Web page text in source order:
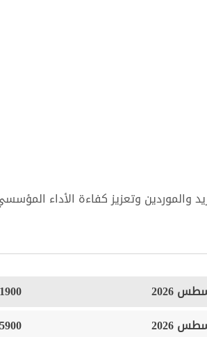
والموردين وتعزيز كفاءة الأداء
1900 Euro
5900 Euro